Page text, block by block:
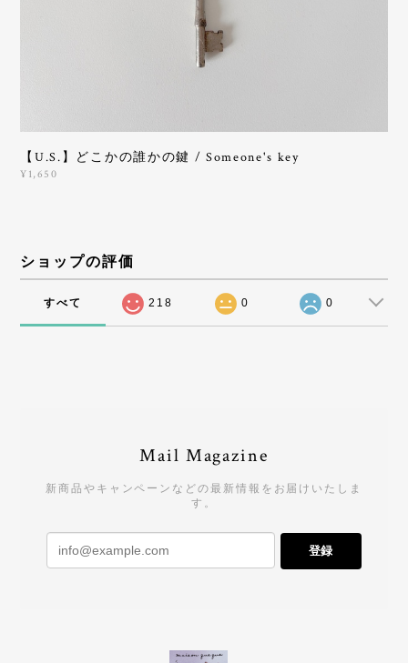
【U.S.】どこかの誰かの鍵 / Someone's key
¥1,650
ショップの評価
すべて 218 0 0
Mail Magazine
新商品やキャンペーンなどの最新情報をお届けいたしま
す。
登録